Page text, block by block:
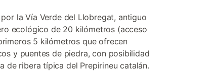
la Vía Verde del Llobregat, antiguo
ecológico de 20 kilómetros (acceso
5 kilómetros que ofrecen
y puentes de piedra, con posibilidad
de ribera típica del Prepirineu catalán.